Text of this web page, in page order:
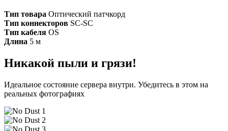
Тип товара Оптический патчкорд
Тип коннекторов SC-SC
Тип кабеля OS
Длина 5 м
Никакой пыли и грязи!
Идеальное состояние сервера внутри. Убедитесь в этом на
реальных фотографиях